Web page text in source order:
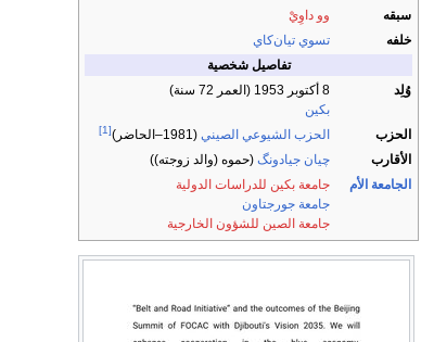
سبقه
وو داوِيْ
خلفه
تسوي تيان‌كاي
تفاصيل شخصية
وُلِد
8 أكتوبر 1953
(العمر 72 سنة)
بكين
الحزب
الحزب الشيوعي الصيني (1981–الحاضر) [1]
الأقارب چيان جيادونگ (حموه (والد زوجته))
الجامعة الأم
جامعة بكين للدراسات الدولية
جامعة جورجتاون
جامعة الصين للشؤون الخارجية